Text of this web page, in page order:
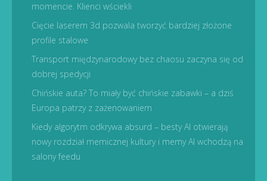
momencie. Klienci wściekli
Cięcie laserem 3d pozwala tworzyć bardziej złożone
profile stalowe
Transport międzynarodowy bez chaosu zaczyna się od
dobrej spedycji
Chińskie auta? To miały być chińskie zabawki – a dziś
Europa patrzy z zażenowaniem
Kiedy algorytm odkrywa absurd – besty AI otwierają
nowy rozdział memicznej kultury i memy AI wchodzą na
salony feedu